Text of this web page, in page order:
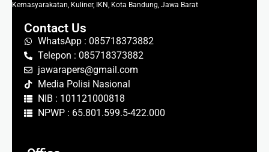
Kemasyarakatan, Kuliner, IKN, Kota Bandung, Jawa Barat
Contact Us
WhatsApp : 085718373882
Telepon : 085718373882
jawarapers@gmail.com
Media Polisi Nasional
NIB : 101121000818
NPWP : 65.801.599.5-422.000